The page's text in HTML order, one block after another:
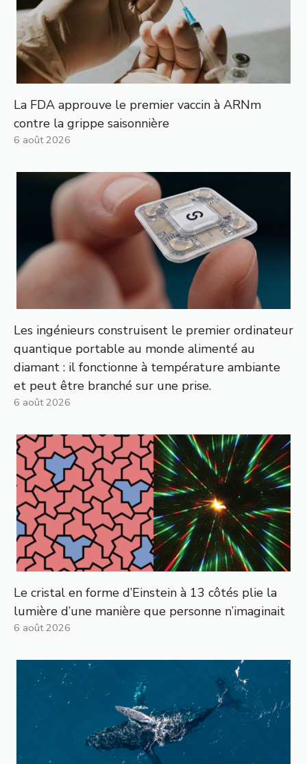
La FDA approuve le premier vaccin à ARNm
contre la grippe saisonnière
6 août 2026
Les ingénieurs construisent le premier ordinateur
quantique portable au monde alimenté au
diamant : il fonctionne à température ambiante
et peut être branché sur une prise.
6 août 2026
Le cristal en forme d’Einstein à 13 côtés plie la
lumière d’une manière que personne n’imaginait
6 août 2026